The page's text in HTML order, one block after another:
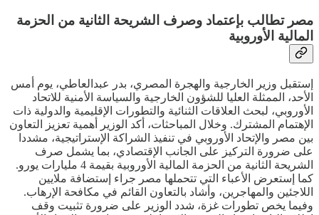
مصر تطالب بإعتماد وصرف الشريحة الثانية من الحزمة
المالية الأوروبية
إستقبل وزير الخارجية والهجرة المصري، بدر عبدالعاطي، يوم أمس
الأحد، الممثلة العليا للشؤون الخارجية والسياسة الأمنية للاتحاد
الأوروبي، لبحث العلاقات الثنائية والتطورات الإقليمية والدولية ذات
الإهتمام المشترك. وخلال المباحثات، أكد الوزير أهمية تعزيز التعاون
بين مصر والإتحاد الأوروبي في تنفيذ الشراكة الإستراتيجية، مشددا
على ضرورة التركيز على الجانب الإقتصادي، بما يشمل صرف
الشريحة الثانية من الحزمة المالية الأوروبية بقيمة 4 مليارات يورو.
كما إستعرض الأعباء التي تتحملها مصر جراء إستضافة ملايين
اللاجئين والمهاجرين، وأشاد بالتعاون القائم في مكافحة الإرهاب.
وفيما يخص تطورات غزة، شدد الوزير على ضرورة تثبيت وقف